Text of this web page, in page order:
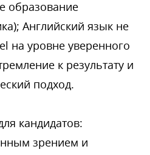
образование
Английский язык не
на уровне уверенного
к результату и
подход.
кандидатов:
зрением и